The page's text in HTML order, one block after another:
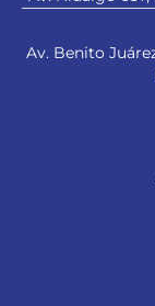
Av. Benito